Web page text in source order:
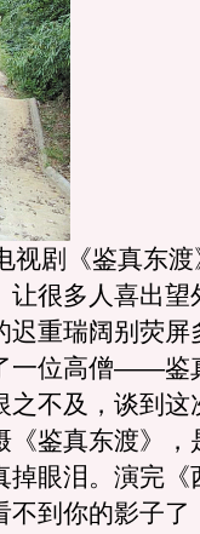
剧《鉴真东渡
很多人喜出望
重瑞阔别荧屏
一位高僧——鉴
之不及，谈到
鉴真东渡》，
眼泪。演完《
不到你的影子了